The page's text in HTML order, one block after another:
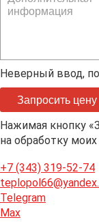
Неверный ввод,
Запросить цену
Нажимая кнопку
на обработку
+7 (343) 319-52-74
Telegram
Max